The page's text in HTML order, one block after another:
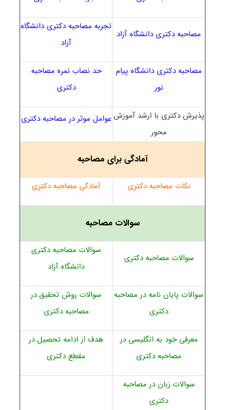
مصاحبه دکتری دانشگاه آزاد
تجربه مصاحبه دکتری دانشگاه
آزاد
مصاحبه دکتری دانشگاه پیام
نور
حد نصاب نمره مصاحبه
دکتری
پذیرش دکتری با ارشد آموزش
محور
عوامل موثر در مصاحبه دکتری
آمادگی برای مصاحبه
نکات مصاحبه دکتری آمادگی مصاحبه دکتری
سوالات مصاحبه
سوالات مصاحبه دکتری
سوالات مصاحبه دکتری
دانشگاه آزاد
سوالات پایان نامه در مصاحبه
دکتری
سوالات روش تحقیق در
مصاحبه دکتری
معرفی خود به انگلیسی در
مصاحبه دکتری
هدف از ادامه تحصیل در
مقطع دکتری
سوالات زبان در مصاحبه
دکتری